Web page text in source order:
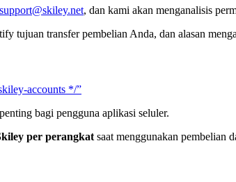
support@skiley.net, dan kami akan menganalisis
tujuan transfer pembelian Anda, dan alasan
accounts */”
bagi pengguna aplikasi seluler.
per perangkat saat menggunakan pembelian